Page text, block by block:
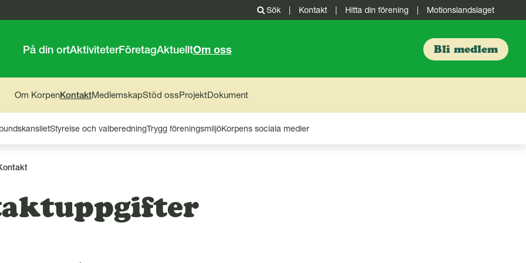
Sök | Kontakt | Hitta din förening | Motionslandslaget
På din ortAktiviteterFöretagAktuelltOm oss Bli medlem
Om KorpenKontaktMedlemskapStöd ossProjektDokument
Styrelse och valberedningTrygg föreningsmiljöKorpens sociala medier